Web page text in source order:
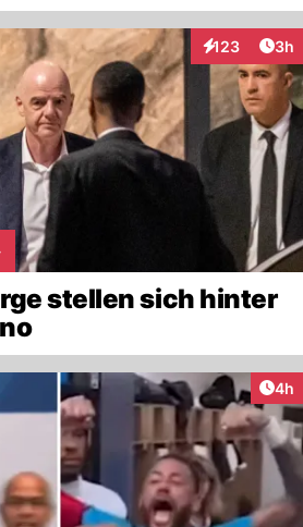
123
Interaktionen
3h
stellen sich hinter
4h